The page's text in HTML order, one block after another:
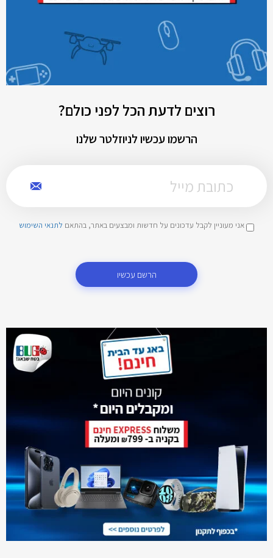
רוצים לדעת הכל לפני כולם?
הרשמו עכשיו לניוזלטר שלנו
אני מעוניין לקבל עדכונים על חדשות ומבצעים באתר, בהתאם לתנאי השימוש
הרשם עכשיו